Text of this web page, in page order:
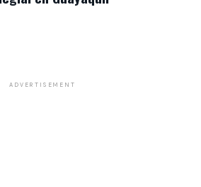
ADVERTISEMENT